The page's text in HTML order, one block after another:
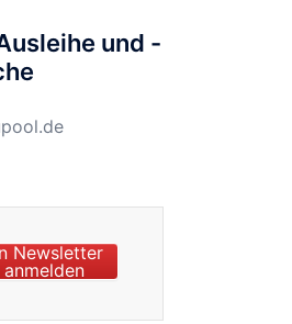
und -
Newsletter
anmelden